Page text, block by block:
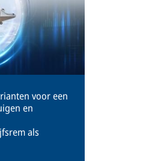
voor een
en
als